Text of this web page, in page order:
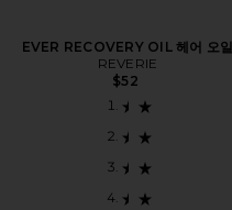
EVER RECOVERY OIL 헤어 오일
REVERIE
$52